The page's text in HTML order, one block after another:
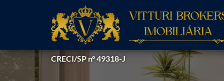
CRECI/SP nº 49318-J